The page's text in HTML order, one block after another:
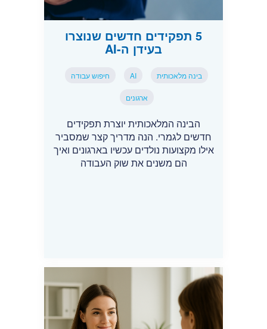
5 תפקידים חדשים שנוצרו
בעידן ה-AI
בינה מלאכותית AI חיפוש עבודה
ארגונים
הבינה המלאכותית יוצרת תפקידים
חדשים לגמרי. הנה מדריך קצר שמסביר
אילו מקצועות נולדים עכשיו בארגונים ואיך
הם משנים את שוק העבודה